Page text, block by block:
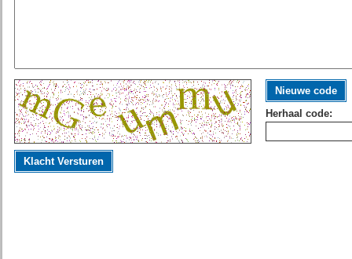
Nieuwe code
Herhaal code:
Klacht Versturen